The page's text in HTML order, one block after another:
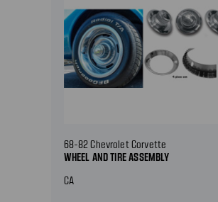
68-82 Chevrolet Corvette
WHEEL AND TIRE ASSEMBLY
CA